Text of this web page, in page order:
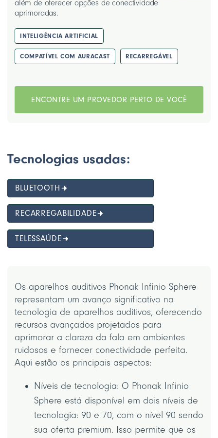
além de oferecer opções de conectividade
aprimoradas.
INTELIGÊNCIA ARTIFICIAL
COMPATÍVEL COM AURACAST RECARREGÁVEL
ENCONTRE UM PROVEDOR PERTO DE VOCÊ
Tecnologias usadas:
BLUETOOTH
RECARREGABILIDADE
TELESSAÚDE
Os aparelhos auditivos Phonak Infinio Sphere
representam um avanço significativo na
tecnologia de aparelhos auditivos, oferecendo
recursos avançados projetados para
aprimorar a clareza da fala em ambientes
ruidosos e fornecer conectividade perfeita.
Aqui estão os principais aspectos:
Níveis de tecnologia: O Phonak Infinio
Sphere está disponível em dois níveis de
tecnologia: 90 e 70, com o nível 90 sendo
sua oferta premium. Isso permite que os